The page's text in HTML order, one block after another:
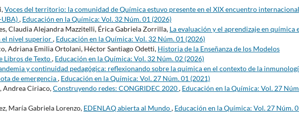
Voces del territorio: la comunidad de Química estuvo presente en el XIX encuentro
, Educación en la Química: Vol. 32 Núm. 01 (2026)
Claudia Alejandra Mazzitelli, Érica Gabriela Zorrilla, La evaluación y el aprendizaje en química
el nivel superior, Educación en la Química: Vol. 32 Núm. 01 (2026)
Adriana Emilia Ortolani, Héctor Santiago Odetti, Historia de la Enseñanza de los Modelos
Libros de Texto, Educación en la Química: Vol. 32 Núm. 02 (2026)
y continuidad pedagógica: reflexionando sobre la química en el contexto de la
de emergencia, Educación en la Química: Vol. 27 Núm. 01 (2021)
Andrea Ciriaco,Construyendo redes: CONGRIDEC 2020, Educación en la Química: Vol. 27
María Gabriela Lorenzo, EDENLAQ abierta al Mundo, Educación en la Química: Vol. 27 Núm.